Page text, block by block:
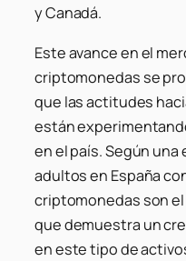
y Canadá.
Este avance en el
criptomonedas se
que las actitudes
están
en el país. Según
adultos en España
criptomonedas son
que demuestra un
en este tipo de